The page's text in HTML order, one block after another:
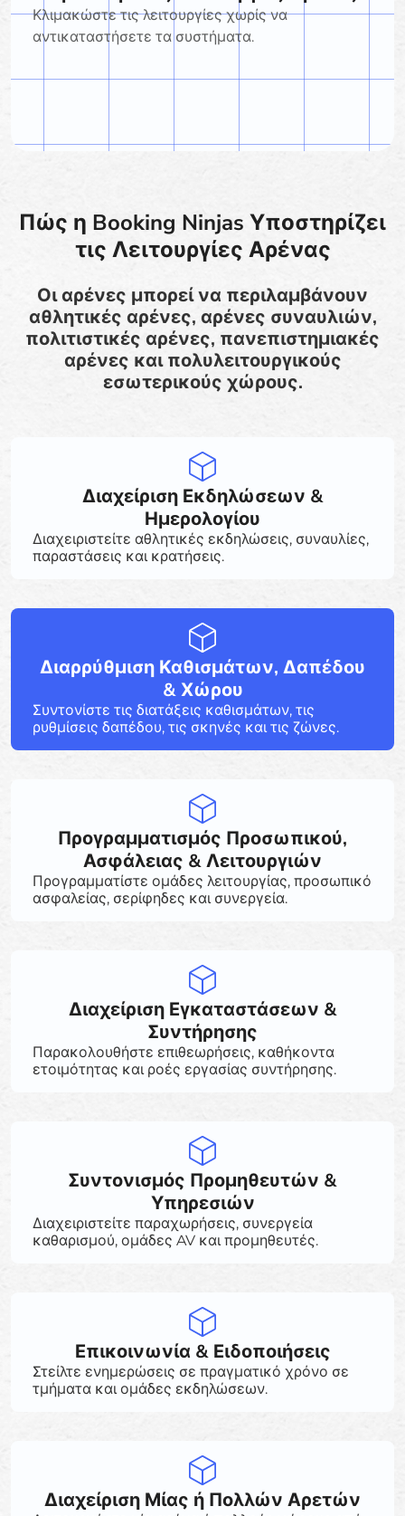
Κλιμακώστε τις λειτουργίες χωρίς να
αντικαταστήσετε τα συστήματα.
Πώς η Booking Ninjas Υποστηρίζει
τις Λειτουργίες Αρένας
Οι αρένες μπορεί να περιλαμβάνουν
αθλητικές αρένες, αρένες συναυλιών,
πολιτιστικές αρένες, πανεπιστημιακές
αρένες και πολυλειτουργικούς
εσωτερικούς χώρους.
Διαχείριση Εκδηλώσεων &
Ημερολογίου
Διαχειριστείτε αθλητικές εκδηλώσεις, συναυλίες,
παραστάσεις και κρατήσεις.
Διαρρύθμιση Καθισμάτων, Δαπέδου
& Χώρου
Συντονίστε τις διατάξεις καθισμάτων, τις
ρυθμίσεις δαπέδου, τις σκηνές και τις ζώνες.
Προγραμματισμός Προσωπικού,
Ασφάλειας & Λειτουργιών
Προγραμματίστε ομάδες λειτουργίας, προσωπικό
ασφαλείας, σερίφηδες και συνεργεία.
Διαχείριση Εγκαταστάσεων &
Συντήρησης
Παρακολουθήστε επιθεωρήσεις, καθήκοντα
ετοιμότητας και ροές εργασίας συντήρησης.
Συντονισμός Προμηθευτών &
Υπηρεσιών
Διαχειριστείτε παραχωρήσεις, συνεργεία
καθαρισμού, ομάδες AV και προμηθευτές.
Επικοινωνία & Ειδοποιήσεις
Στείλτε ενημερώσεις σε πραγματικό χρόνο σε
τμήματα και ομάδες εκδηλώσεων.
Διαχείριση Μίας ή Πολλών Αρετών